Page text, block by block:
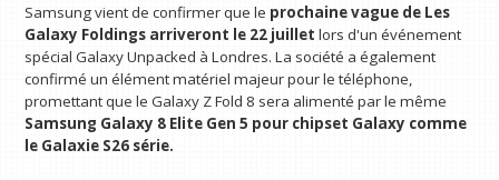
Samsung vient de confirmer que le prochaine vague de Les
Galaxy Foldings arriveront le 22 juillet lors d'un événement
spécial Galaxy Unpacked à Londres. La société a également
confirmé un élément matériel majeur pour le téléphone,
promettant que le Galaxy Z Fold 8 sera alimenté parle même
Samsung Galaxy 8 Elite Gen 5 pour chipset Galaxy comme
le Galaxie S26 série.